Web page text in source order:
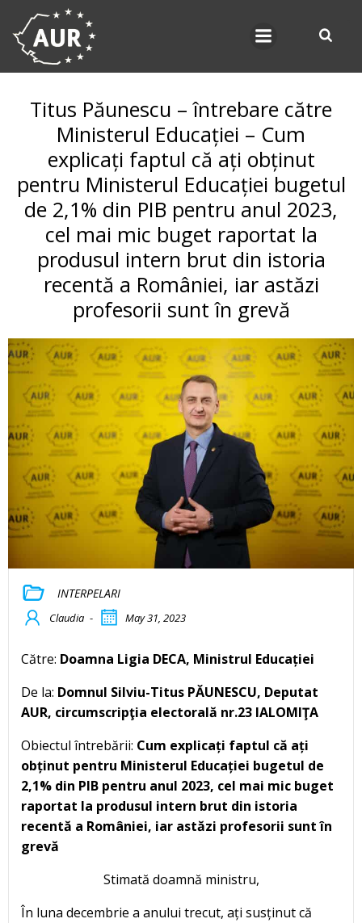
Titus Păunescu – întrebare către
Ministerul Educației – Cum
explicați faptul că ați obținut
pentru Ministerul Educației bugetul
de 2,1% din PIB pentru anul 2023,
cel mai mic buget raportat la
produsul intern brut din istoria
recentă a României, iar astăzi
profesorii sunt în grevă
INTERPELARI
Claudia - May 31, 2023
Către: Doamna Ligia DECA, Ministrul Educației
De la: Domnul Silviu-Titus PĂUNESCU, Deputat
AUR, circumscripţia electorală nr.23 IALOMIŢA
Obiectul întrebării: Cum explicați faptul că ați
obținut pentru Ministerul Educației bugetul de
2,1% din PIB pentru anul 2023, cel mai mic buget
raportat la produsul intern brut din istoria
recentă a României, iar astăzi profesorii sunt în
grevă
Stimată doamnă ministru,
În luna decembrie a anului trecut, ați susținut că